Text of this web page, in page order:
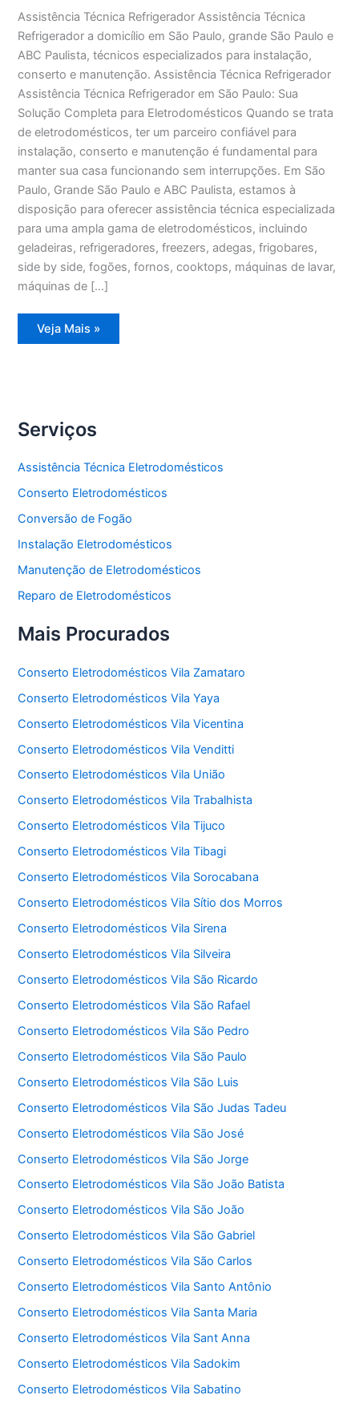
Assistência Técnica Refrigerador Assistência Técnica
Refrigerador a domicílio em São Paulo, grande São Paulo e
ABC Paulista, técnicos especializados para instalação,
conserto e manutenção. Assistência Técnica Refrigerador
Assistência Técnica Refrigerador em São Paulo: Sua
Solução Completa para Eletrodomésticos Quando se trata
de eletrodomésticos, ter um parceiro confiável para
instalação, conserto e manutenção é fundamental para
manter sua casa funcionando sem interrupções. Em São
Paulo, Grande São Paulo e ABC Paulista, estamos à
disposição para oferecer assistência técnica especializada
para uma ampla gama de eletrodomésticos, incluindo
geladeiras, refrigeradores, freezers, adegas, frigobares,
side by side, fogões, fornos, cooktops, máquinas de lavar,
máquinas de […]
Assistência
Técnica
Veja Mais »
Serviços
Assistência Técnica Eletrodomésticos
Conserto Eletrodomésticos
Conversão de Fogão
Instalação Eletrodomésticos
Manutenção de Eletrodomésticos
Reparo de Eletrodomésticos
Mais Procurados
Conserto Eletrodomésticos Vila Zamataro
Conserto Eletrodomésticos Vila Yaya
Conserto Eletrodomésticos Vila Vicentina
Conserto Eletrodomésticos Vila Venditti
Conserto Eletrodomésticos Vila União
Conserto Eletrodomésticos Vila Trabalhista
Conserto Eletrodomésticos Vila Tijuco
Conserto Eletrodomésticos Vila Tibagi
Conserto Eletrodomésticos Vila Sorocabana
Conserto Eletrodomésticos Vila Sítio dos Morros
Conserto Eletrodomésticos Vila Sirena
Conserto Eletrodomésticos Vila Silveira
Conserto Eletrodomésticos Vila São Ricardo
Conserto Eletrodomésticos Vila São Rafael
Conserto Eletrodomésticos Vila São Pedro
Conserto Eletrodomésticos Vila São Paulo
Conserto Eletrodomésticos Vila São Luis
Conserto Eletrodomésticos Vila São Judas Tadeu
Conserto Eletrodomésticos Vila São José
Conserto Eletrodomésticos Vila São Jorge
Conserto Eletrodomésticos Vila São João Batista
Conserto Eletrodomésticos Vila São João
Conserto Eletrodomésticos Vila São Gabriel
Conserto Eletrodomésticos Vila São Carlos
Conserto Eletrodomésticos Vila Santo Antônio
Conserto Eletrodomésticos Vila Santa Maria
Conserto Eletrodomésticos Vila Sant Anna
Conserto Eletrodomésticos Vila Sadokim
Conserto Eletrodomésticos Vila Sabatino